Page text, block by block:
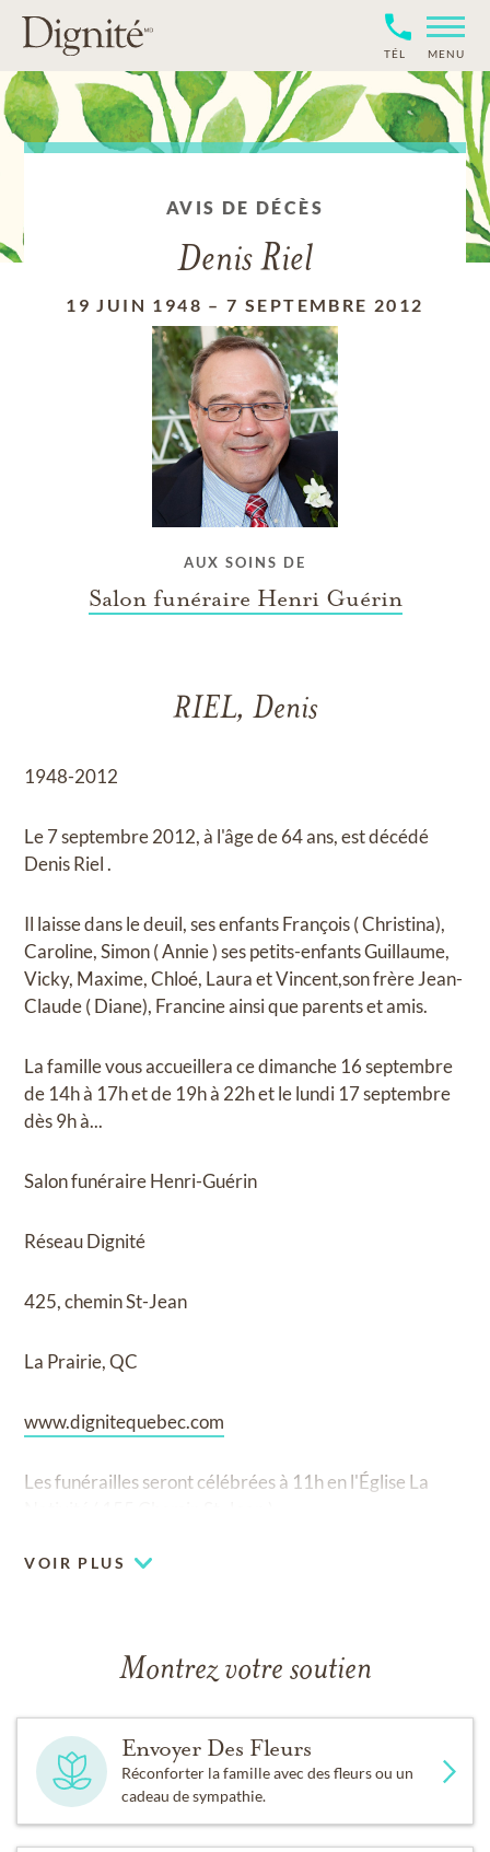
TÉL MENU
AVIS DE DÉCÈS
Denis Riel
19 JUIN 1948 –7 SEPTEMBRE 2012
AUX SOINS DE
Salon funéraire Henri Guérin
RIEL, Denis
1948-2012
Le 7 septembre 2012, à l'âge de 64 ans, est décédé
Denis Riel .
Il laisse dans le deuil, ses enfants François ( Christina),
Caroline, Simon ( Annie ) ses petits-enfants Guillaume,
Vicky, Maxime, Chloé, Laura et Vincent,son frère Jean-
Claude ( Diane), Francine ainsi que parents et amis.
La famille vous accueillera ce dimanche 16 septembre
de 14h à 17h et de 19h à 22h et le lundi 17 septembre
dès 9h à...
Salon funéraire Henri-Guérin
Réseau Dignité
425, chemin St-Jean
La Prairie, QC
www.dignitequebec.com
Les funérailles seront célébrées à 11h en l'Église La
VOIR PLUS
Montrez votre soutien
Envoyer Des Fleurs
Réconforter la famille avec des fleurs ou un
cadeau de sympathie.